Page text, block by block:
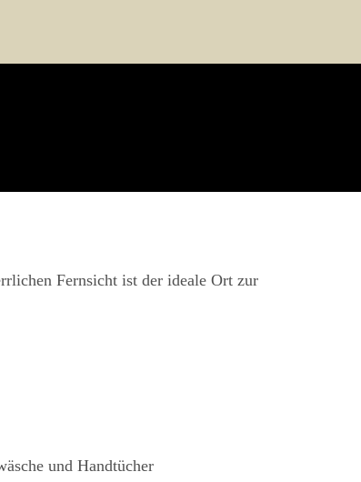
Fernsicht ist der ideale Ort zur
und Handtücher